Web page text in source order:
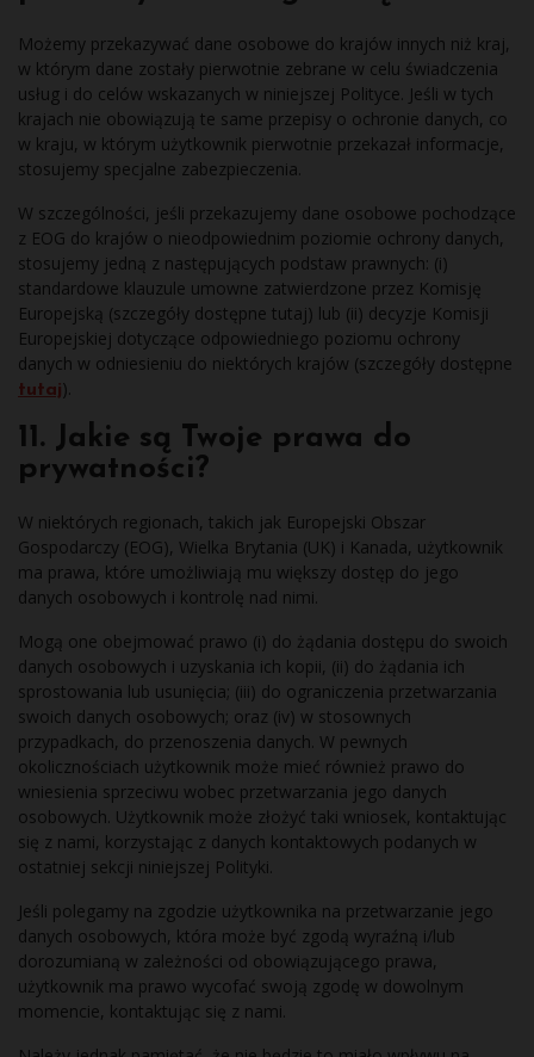
Możemy przekazywać dane osobowe do krajów innych niż kraj,
w którym dane zostały pierwotnie zebrane w celu świadczenia
usług i do celów wskazanych w niniejszej Polityce. Jeśli w tych
krajach nie obowiązują te same przepisy o ochronie danych, co
w kraju, w którym użytkownik pierwotnie przekazał informacje,
stosujemy specjalne zabezpieczenia.
W szczególności, jeśli przekazujemy dane osobowe pochodzące
z EOG do krajów o nieodpowiednim poziomie ochrony danych,
stosujemy jedną z następujących podstaw prawnych: (i)
standardowe klauzule umowne zatwierdzone przez Komisję
Europejską (szczegóły dostępne tutaj) lub (ii) decyzje Komisji
Europejskiej dotyczące odpowiedniego poziomu ochrony
danych w odniesieniu do niektórych krajów (szczegóły dostępne
tutaj).
11. Jakie są Twoje prawa do
prywatności?
W niektórych regionach, takich jak Europejski Obszar
Gospodarczy (EOG), Wielka Brytania (UK) i Kanada, użytkownik
ma prawa, które umożliwiają mu większy dostęp do jego
danych osobowych i kontrolę nad nimi.
Mogą one obejmować prawo (i) do żądania dostępu do swoich
danych osobowych i uzyskania ich kopii, (ii) do żądania ich
sprostowania lub usunięcia; (iii) do ograniczenia przetwarzania
swoich danych osobowych; oraz (iv) w stosownych
przypadkach, do przenoszenia danych. W pewnych
okolicznościach użytkownik może mieć również prawo do
wniesienia sprzeciwu wobec przetwarzania jego danych
osobowych. Użytkownik może złożyć taki wniosek, kontaktując
się z nami, korzystając z danych kontaktowych podanych w
ostatniej sekcji niniejszej Polityki.
Jeśli polegamy na zgodzie użytkownika na przetwarzanie jego
danych osobowych, która może być zgodą wyraźną i/lub
dorozumianą w zależności od obowiązującego prawa,
użytkownik ma prawo wycofać swoją zgodę w dowolnym
momencie, kontaktując się z nami.